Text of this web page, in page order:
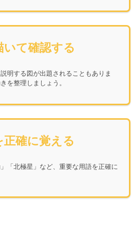
いて確認する
明する図が出題されることもありま
を整理しましょう。
正確に覚える
「北極星」など、重要な用語を正確に